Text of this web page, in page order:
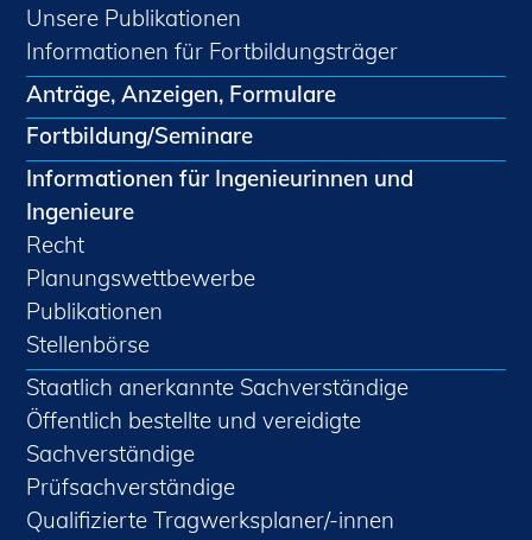
Unsere Publikationen
Informationen für Fortbildungsträger
Anträge, Anzeigen, Formulare
Fortbildung/Seminare
Informationen für Ingenieurinnen und
Ingenieure
Recht
Planungswettbewerbe
Publikationen
Stellenbörse
Staatlich anerkannte Sachverständige
Öffentlich bestellte und vereidigte
Sachverständige
Prüfsachverständige
Qualifizierte Tragwerksplaner/-innen